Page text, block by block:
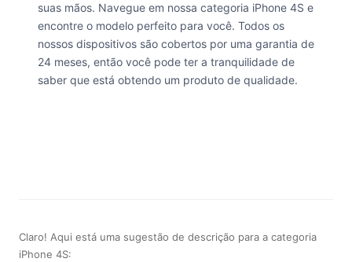
suas mãos. Navegue em nossa categoria iPhone 4S e
encontre o modelo perfeito para você. Todos os
nossos dispositivos são cobertos por uma garantia de
24 meses, então você pode ter a tranquilidade de
saber que está obtendo um produto de qualidade.
Claro! Aqui está uma sugestão de descrição para a categoria
iPhone 4S: